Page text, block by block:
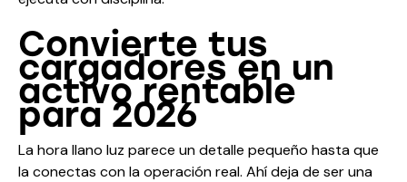
Convierte tus
cargadores en un
activo rentable
para 2026
La hora llano luz parece un detalle pequeño hasta que
la conectas con la operación real. Ahí deja de ser una